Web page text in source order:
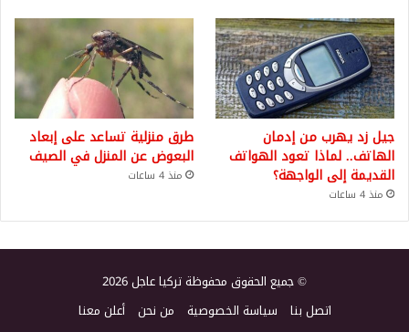
جيل زد يهرب من إدمان
الهاتف.. لماذا تعود الهواتف
القديمة إلى الواجهة؟
منذ 4 ساعات
طرق منزلية تساعد على إبعاد
البعوض عن المنزل في الصيف
منذ 4 ساعات
© جميع الحقوق محفوظة تركيا عاجل 2026
اتصل بنا سياسة الخصوصية من نحن أعلن معنا